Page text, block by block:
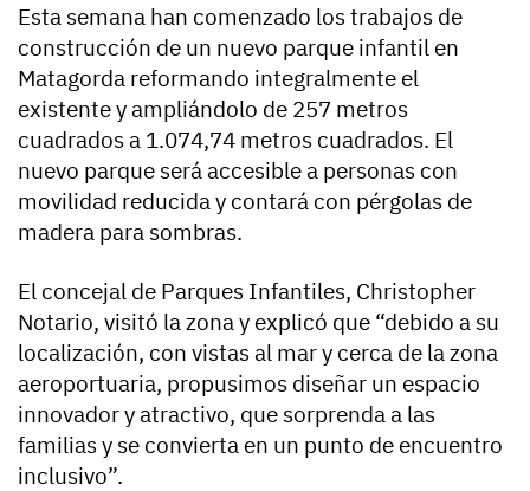
Esta semana han comenzado los trabajos de
construcción de un nuevo parque infantil en
Matagorda reformando integralmente el
existente y ampliándolo de 257 metros
cuadrados a 1.074,74 metros cuadrados. El
nuevo parque será accesible a personas con
movilidad reducida y contará con pérgolas de
madera para sombras.
El concejal de Parques Infantiles, Christopher
Notario, visitó la zona y explicó que “debido a su
localización, con vistas al mar y cerca de la zona
aeroportuaria, propusimos diseñar un espacio
innovador y atractivo, que sorprenda a las
familias y se convierta en un punto de encuentro
inclusivo”.